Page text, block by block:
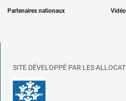
Partenaires nationaux
SITE DÉVELOPPÉ PAR LES